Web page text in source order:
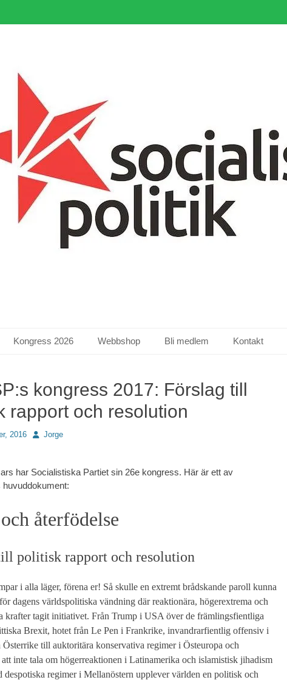
Kongress 2026 Webbshop Bli medlem Kontakt
kongress 2017: Förslag till
rapport och resolution
2016 Författare
Jorge
har Socialistiska Partiet sin 26e kongress. Här är ett av
återfödelse
politisk rapport och resolution
i alla läger, förena er! Så skulle en extremt brådskande paroll kunna
dagens världspolitiska vändning där reaktionära, högerextrema och
krafter tagit initiativet. Från Trump i USA över de främlingsfientliga
Brexit, hotet från Le Pen i Frankrike, invandrarfientlig offensiv i
till auktoritära konservativa regimer i Östeuropa och
inte tala om högerreaktionen i Latinamerika och islamistisk jihadism
regimer i Mellanöstern upplever världen en politisk och